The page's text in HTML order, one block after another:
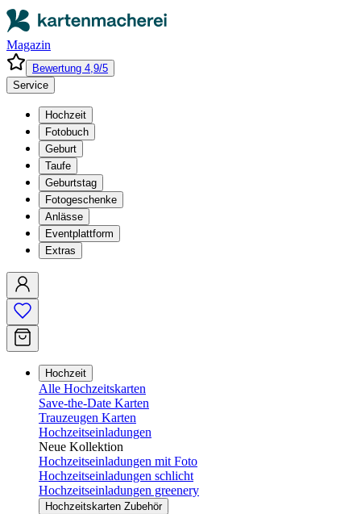
Magazin
Bewertung 4,9/5
Service
Hochzeit
Fotobuch
Geburt
Taufe
Geburtstag
Fotogeschenke
Anlässe
Eventplattform
Extras
Hochzeit
Alle Hochzeitskarten
Save-the-Date Karten
Trauzeugen Karten
Hochzeitseinladungen
Neue Kollektion
Hochzeitseinladungen mit Foto
Hochzeitseinladungen schlicht
Hochzeitseinladungen greenery
Hochzeitskarten Zubehör